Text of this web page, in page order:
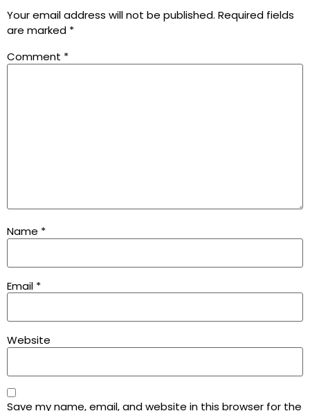
Your email address will not be published. Required fields
are marked *
Comment *
Name *
Email *
Website
Save my name, email, and website in this browser for the